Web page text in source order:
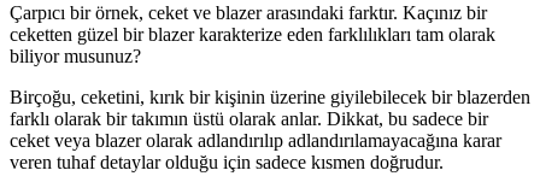
Çarpıcı bir örnek, ceket ve blazer arasındaki farktır. Kaçınız bir
ceketten güzel bir blazer karakterize eden farklılıkları tam olarak
biliyor musunuz?
Birçoğu, ceketini, kırık bir kişinin üzerine giyilebilecek bir blazerden
farklı olarak bir takımın üstü olarak anlar. Dikkat, bu sadece bir
ceket veya blazer olarak adlandırılıp adlandırılamayacağına karar
veren tuhaf detaylar olduğu için sadece kısmen doğrudur.